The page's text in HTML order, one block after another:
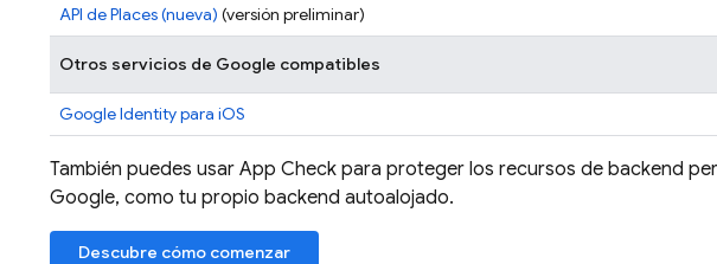
API de Places (nueva) (versión preliminar)
Otros servicios de Google compatibles
Google Identity para iOS
También puedes usar App Check para proteger los recursos de backend
Google, como tu propio backend autoalojado.
Descubre cómo comenzar